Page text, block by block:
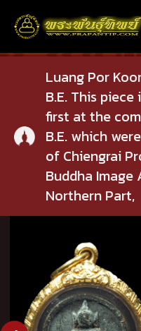
Luang Por
B.E. This
first at the
B.E. which
of Chiengrai
Buddha
Northern Part,